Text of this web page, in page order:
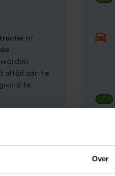
Over
of
altijd aan te
te